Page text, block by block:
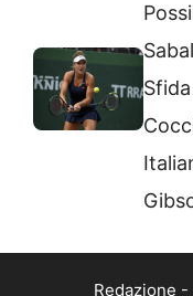
Redazione -